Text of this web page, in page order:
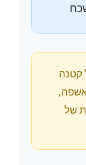
קטנה
אשפה,
של